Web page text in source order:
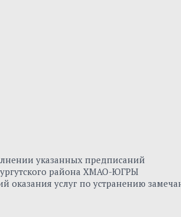
указанных предписаний
района ХМАО-ЮГРЫ
оказания услуг по устранению